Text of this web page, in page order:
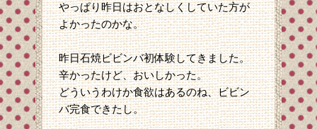
やっぱり昨日はおとなしくしていた方が
よかったのかな。
昨日石焼ビビンバ初体験してきました。
辛かったけど、おいしかった。
どういうわけか食欲はあるのね、ビビン
バ完食できたし。